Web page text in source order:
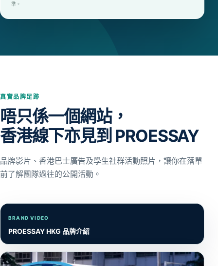
準。
真實品牌足跡
唔只係一個網站，
香港線下亦見到 PROESSAY
品牌影片、香港巴士廣告及學生社群活動照片，讓你在落單
前了解團隊過往的公開活動。
BRAND VIDEO
PROESSAY HKG 品牌介紹